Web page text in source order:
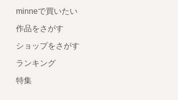
minneで買いたい
作品をさがす
ショップをさがす
ランキング
特集